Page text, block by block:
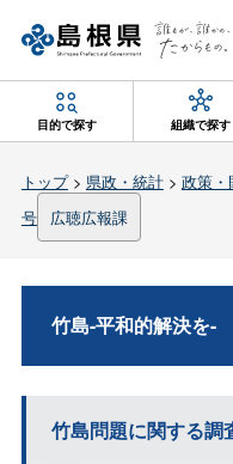
目的で探す 組織で探す
トップ> 県政・統計> 政策・
号
広聴広報課
竹島-平和的解決を-
竹島問題に関する調